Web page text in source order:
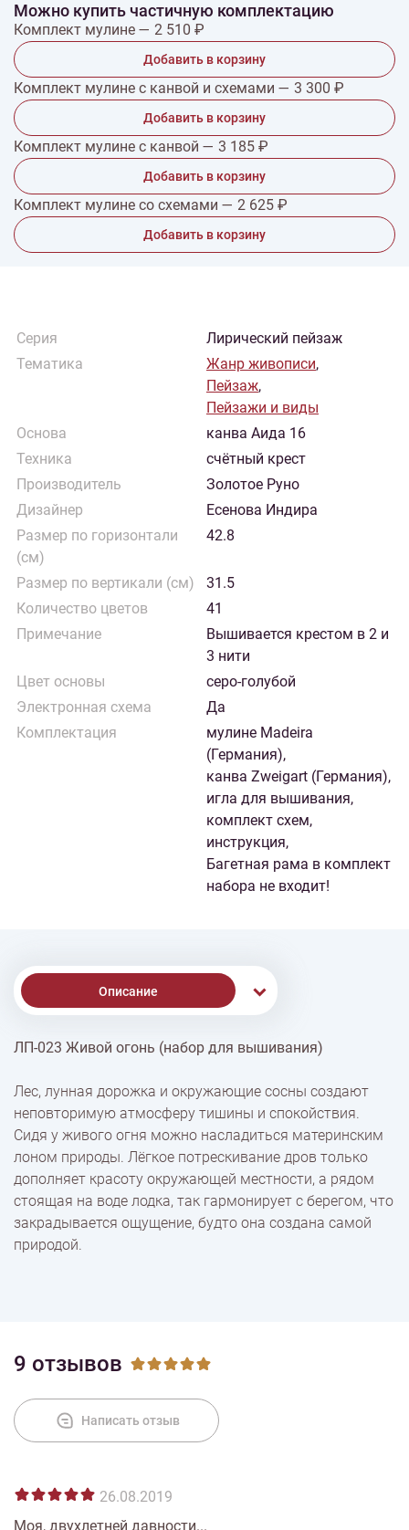
Можно купить частичную комплектацию
Комплект мулине — 2 510 ₽
Добавить в корзину
Комплект мулине с канвой и схемами — 3 300 ₽
Добавить в корзину
Комплект мулине с канвой — 3 185 ₽
Добавить в корзину
Комплект мулине со схемами — 2 625 ₽
Добавить в корзину
Серия
Лирический пейзаж
Тематика
Жанр живописи,
Пейзаж,
Пейзажи и виды
Основа
канва Аида 16
Техника
счётный крест
Производитель
Золотое Руно
Дизайнер
Есенова Индира
Размер по горизонтали
(см)
42.8
Размер по вертикали (см)
31.5
Количество цветов
41
Примечание
Вышивается крестом в 2 и
3 нити
Цвет основы
серо-голубой
Электронная схема
Да
Комплектация
мулине Madeira
(Германия),
канва Zweigart (Германия),
игла для вышивания,
комплект схем,
инструкция,
Багетная рама в комплект
набора не входит!
Описание
% Скидки
Доставка
Оплата
ЛП-023 Живой огонь (набор для вышивания)
Лес, лунная дорожка и окружающие сосны создают
неповторимую атмосферу тишины и спокойствия.
Сидя у живого огня можно насладиться материнским
лоном природы. Лёгкое потрескивание дров только
дополняет красоту окружающей местности, а рядом
стоящая на воде лодка, так гармонирует с берегом, что
закрадывается ощущение, будто она создана самой
природой.
9 отзывов
Написать отзыв
26.08.2019
Моя, двухлетней давности...